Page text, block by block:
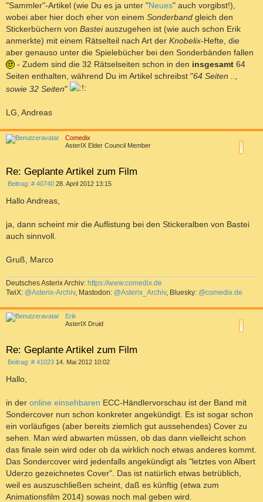
"Sammler"-Artikel (wie Du es ja unter "Neues" auch vorgibst!),
wobei aber hier doch eher von einem Sonderband gleich den
Stickerbüchern von Basteiauszugehen ist (wie auch schon Erik
anmerkte) mit einem Rätselteil nach Art der Knobelix-Hefte, die
aber genauso unter die Spielebücher bei den Sonderbänden fallen
- Zudem sind die 32 Rätselseiten schon in den insgesamt 64
Seiten enthalten, während Du im Artikel schreibst "64 Seiten ..,
sowie 32 Seiten"
LG, Andreas
a
Comedix
AsterIX Elder Council Member
Re: Geplante Artikel zum Film
Beitrag: # 40740B
i
t
a
g
28. April 2012 13:15
Hallo Andreas,
ja, dann scheint mir die Auflistung bei den Stickeralben von Bastei
auch sinnvoll.
Gruß, Marco
Deutsches Asterix Archiv: https://www.comedix.de
TwiX: @Asterix-Archiv, Mastodon: @Asterix_Archiv, Bluesky: @comedix.de
a
Erik
AsterIX Druid
Re: Geplante Artikel zum Film
Beitrag: # 41023B
g
14. Mai 2012 10:02
Hallo,
in der online einsehbaren ECC-Händlervorschau ist der Band mit
Sondercover nun schon konkreter angekündigt. Es ist sogar schon
ein vorläufiges (aber bereits ziemlich gut aussehendes) Cover zu
sehen. Man wird abwarten müssen, ob das dann vielleicht schon
das finale sein wird oder ob da wirklich noch etwas anderes kommt.
Das Sondercover wird jedenfalls angekündigt als "letztes von Albert
Uderzo gezeichnetes Cover". Das ist natürlich etwas betrüblich,
weil es auszuschließen scheint, daß es künftig (etwa zum
Animationsfilm 2014) sowas noch mal geben wird.